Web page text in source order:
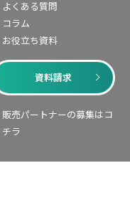
よくある質問
コラム
お役立ち資料
資料請求
販売パートナーの募集はコ
チラ